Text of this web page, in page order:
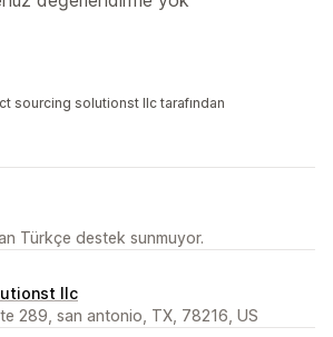
sourcing solutionst llc tarafından
Türkçe destek sunmuyor.
llc
289, san antonio, TX, 78216, US